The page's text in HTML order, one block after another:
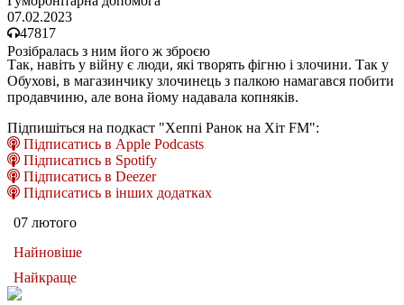
07.02.2023
47817
Розібралась з ним його ж зброєю
Так, навіть у війну є люди, які творять фігню і злочини. Так у
Обухові, в магазинчику злочинець з палкою намагався побити
продавчиню, але вона йому надавала копняків.
Підпишіться на подкаст "Хеппі Ранок на Хіт FM":
Підписатись в Apple Podcasts
Підписатись в Spotify
Підписатись в Deezer
Підписатись в інших додатках
07 лютого
Найновіше
Найкраще